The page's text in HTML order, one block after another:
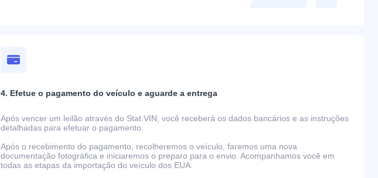
4. Efetue o pagamento do veículo e aguarde a entrega
Após vencer um leilão através do Stat.VIN, você receberá os dados bancários e as instruções
detalhadas para efetuar o pagamento.
Após o recebimento do pagamento, recolheremos o veículo, faremos uma nova
documentação fotográfica e iniciaremos o preparo para o envio. Acompanhamos você em
todas as etapas da importação do veículo dos EUA.